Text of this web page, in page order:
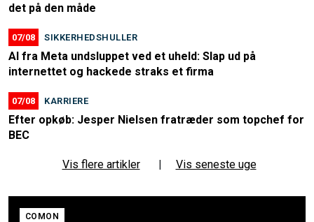
det på den måde
07/08 SIKKERHEDSHULLER
AI fra Meta undsluppet ved et uheld: Slap ud på
internettet og hackede straks et firma
07/08 KARRIERE
Efter opkøb: Jesper Nielsen fratræder som topchef for
BEC
Vis flere artikler | Vis seneste uge
COMON